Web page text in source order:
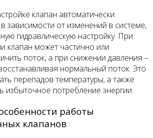
клапан автоматически
в зависимости от изменений в системе,
гидравлическую настройку. При
клапан может частично или
поток, а при снижении давления –
нормальный поток. Это
перепадов температуры, а также
избыточное потребление энергии.
работы
клапанов